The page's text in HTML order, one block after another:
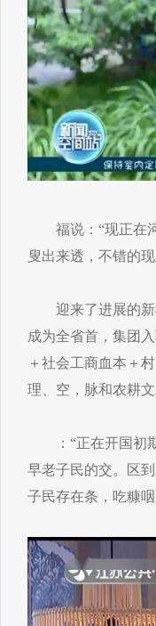
福说：“现正在河
叟出来透，不错的
迎来了进展的新
成为全省首，集团
＋社会工商血本＋
理、空，脉和农耕
：“正在开国初期
早老子民的交。区
子民存在条，吃糠